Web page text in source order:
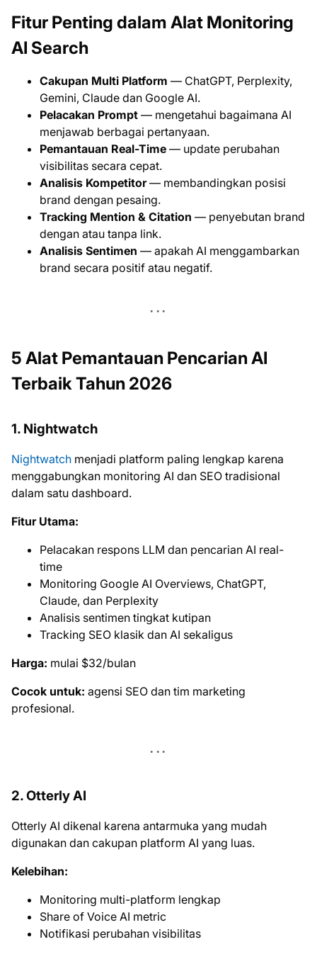
Fitur Penting dalam Alat Monitoring
AI Search
Cakupan Multi Platform — ChatGPT, Perplexity,
Gemini, Claude dan Google AI.
Pelacakan Prompt — mengetahui bagaimana AI
menjawab berbagai pertanyaan.
Pemantauan Real-Time — update perubahan
visibilitas secara cepat.
Analisis Kompetitor— membandingkan posisi
brand dengan pesaing.
Tracking Mention & Citation — penyebutan brand
dengan atau tanpa link.
Analisis Sentimen — apakah AI menggambarkan
brand secara positif atau negatif.
5 Alat Pemantauan Pencarian AI
Terbaik Tahun 2026
1. Nightwatch
Nightwatch menjadi platform paling lengkap karena
menggabungkan monitoring AI dan SEO tradisional
dalam satu dashboard.
Fitur Utama:
Pelacakan respons LLM dan pencarian AI real-
time
Monitoring Google AI Overviews, ChatGPT,
Claude, dan Perplexity
Analisis sentimen tingkat kutipan
Tracking SEO klasik dan AI sekaligus
Harga: mulai $32/bulan
Cocok untuk: agensi SEO dan tim marketing
profesional.
2. Otterly AI
Otterly AI dikenal karena antarmuka yang mudah
digunakan dan cakupan platform AI yang luas.
Kelebihan:
Monitoring multi-platform lengkap
Share of Voice AI metric
Notifikasi perubahan visibilitas